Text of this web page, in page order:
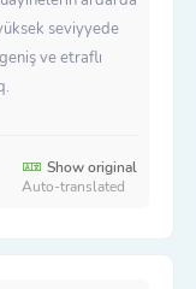
seviyyede
ve etraflı
Show original
Auto-translated